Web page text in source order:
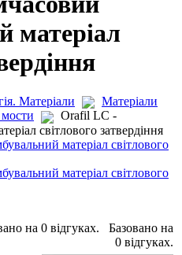
матеріал
Матеріали
Матеріали
Orafil LC -
світлового затвердіння
Базовано на
0 відгуках.